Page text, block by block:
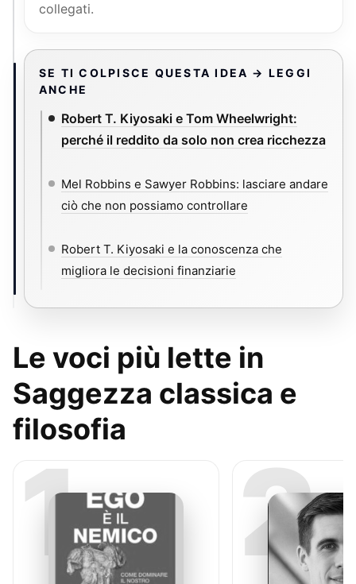
collegati.
SE TI COLPISCE QUESTA IDEA → LEGGI
ANCHE
Robert T. Kiyosaki e Tom Wheelwright:
perché il reddito da solo non crea ricchezza
Mel Robbins e Sawyer Robbins: lasciare andare
ciò che non possiamo controllare
Robert T. Kiyosaki e la conoscenza che
migliora le decisioni finanziarie
Le voci più lette in
Saggezza classica e
filosofia
1 2